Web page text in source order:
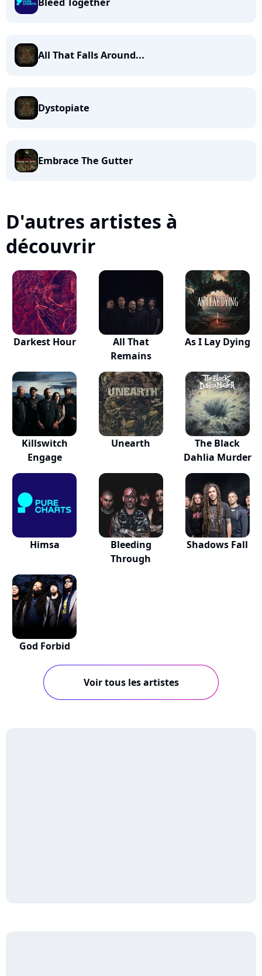
All That Falls Around...
Dystopiate
Embrace The Gutter
D'autres artistes à
découvrir
Darkest Hour
All That
Remains
As I Lay Dying
Killswitch
Engage
Unearth
The Black
Dahlia Murder
Himsa
Bleeding
Through
Shadows Fall
God Forbid
Voir tous les artistes